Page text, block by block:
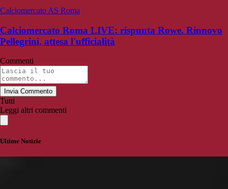
Calciomercato AS Roma
Calciomercato Roma LIVE: rispunta Rowe. Rinnovo
Pellegrini, attesa l'ufficialità
Commenti
Invia Commento
Tutti
Leggi altri commenti
Ultime Notizie